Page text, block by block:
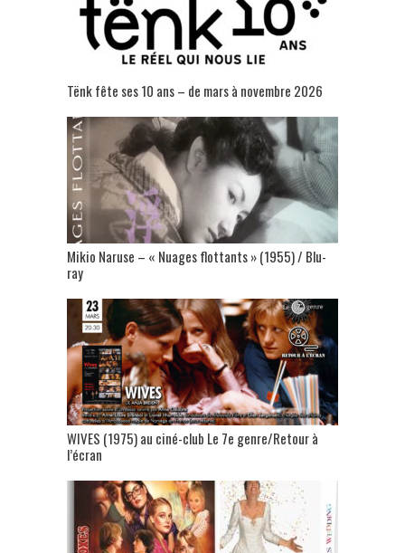
Tënk fête ses 10 ans – de mars à novembre 2026
Mikio Naruse – « Nuages flottants » (1955) / Blu-
ray
WIVES (1975) au ciné-club Le 7e genre/Retour à
l’écran